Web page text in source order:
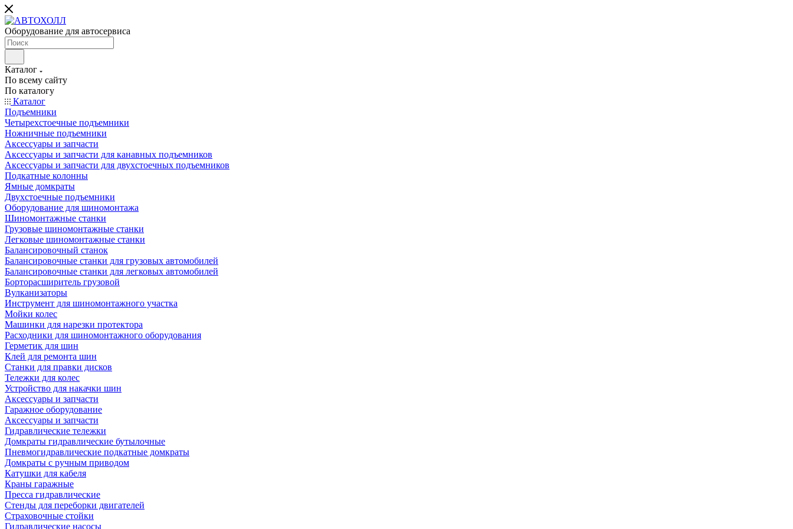
Оборудование для автосервиса
Каталог
По всему сайту
По каталогу
Каталог
Подъемники
Четырехстоечные подъемники
Ножничные подъемники
Аксессуары и запчасти
Аксессуары и запчасти для канавных подъемников
Аксессуары и запчасти для двухстоечных подъемников
Подкатные колонны
Ямные домкраты
Двухстоечные подъемники
Оборудование для шиномонтажа
Шиномонтажные станки
Грузовые шиномонтажные станки
Легковые шиномонтажные станки
Балансировочный станок
Балансировочные станки для грузовых автомобилей
Балансировочные станки для легковых автомобилей
Борторасширитель грузовой
Вулканизаторы
Инструмент для шиномонтажного участка
Мойки колес
Машинки для нарезки протектора
Расходники для шиномонтажного оборудования
Герметик для шин
Клей для ремонта шин
Станки для правки дисков
Тележки для колес
Устройство для накачки шин
Аксессуары и запчасти
Гаражное оборудование
Аксессуары и запчасти
Гидравлические тележки
Домкраты гидравлические бутылочные
Пневмогидравлические подкатные домкраты
Домкраты с ручным приводом
Катушки для кабеля
Краны гаражные
Пресса гидравлические
Стенды для переборки двигателей
Страховочные стойки
Гидравлические насосы